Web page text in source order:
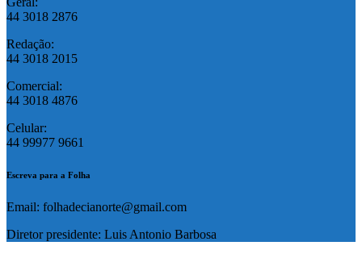
44 3018 2876
Redação:
44 3018 2015
Comercial:
44 3018 4876
Celular:
44 99977 9661
Escreva para a Folha
Email: folhadecianorte@gmail.com
Diretor presidente: Luis Antonio Barbosa